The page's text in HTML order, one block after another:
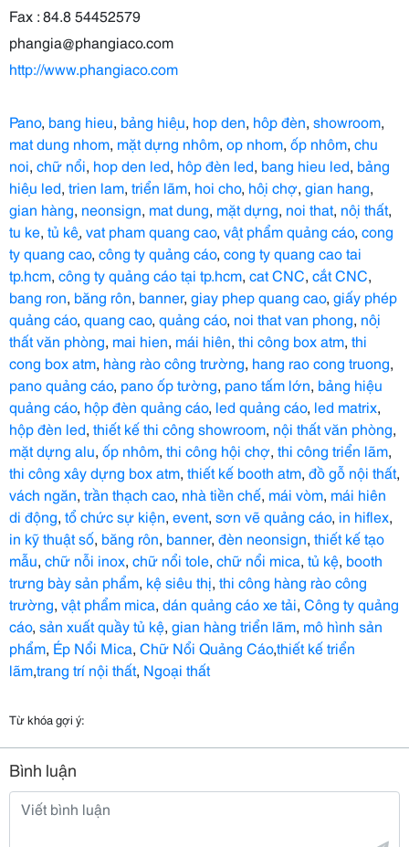
Fax : 84.8 54452579
phangia@phangiaco.com
http://www.phangiaco.com
Pano, bang hieu, bảng hiệu, hop den, hộp đèn, showroom,
mat dung nhom, mặt dựng nhôm, op nhom, ốp nhôm, chu
noi, chữ nổi, hop den led, hộp đèn led, bang hieu led, bảng
hiệu led, trien lam, triển lãm, hoi cho, hội chợ, gian hang,
gian hàng, neonsign, mat dung, mặt dựng, noi that, nội thất,
tu ke, tủ kệ, vat pham quang cao, vật phẩm quảng cáo, cong
ty quang cao, công ty quảng cáo, cong ty quang cao tai
tp.hcm, công ty quảng cáo tại tp.hcm, cat CNC, cắt CNC,
bang ron, băng rôn, banner, giay phep quang cao, giấy phép
quảng cáo, quang cao, quảng cáo, noi that van phong, nội
thất văn phòng, mai hien, mái hiên, thi công box atm, thi
cong box atm, hàng rào công trường, hang rao cong truong,
pano quảng cáo, pano ốp tường, pano tấm lớn, bảng hiệu
quảng cáo, hộp đèn quảng cáo, led quảng cáo, led matrix,
hộp đèn led, thiết kế thi công showroom, nội thất văn phòng,
mặt dựng alu, ốp nhôm, thi công hội chợ, thi công triển lãm,
thi công xây dựng box atm, thiết kế booth atm, đồ gỗ nội thất,
vách ngăn, trần thạch cao, nhà tiền chế, mái vòm, mái hiên
di động, tổ chức sự kiện, event, sơn vẽ quảng cáo, in hiflex,
in kỹ thuật số, băng rôn, banner, đèn neonsign, thiết kế tạo
mẫu, chữ nỗi inox, chữ nổi tole, chữ nổi mica, tủ kệ, booth
trưng bày sản phẩm, kệ siêu thị, thi công hàng rào công
trường, vật phẩm mica, dán quảng cáo xe tải, Công ty quảng
cáo, sản xuất quầy tủ kệ, gian hàng triển lãm, mô hình sản
phẩm, Ép Nổi Mica, Chữ Nổi Quảng Cáo,thiết kế triển
lãm,trang trí nội thất, Ngoại thất
Từ khóa gợi ý:
Bình luận